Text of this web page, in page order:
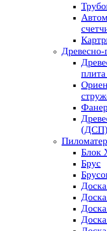
(ДСП)
Блок
Брус